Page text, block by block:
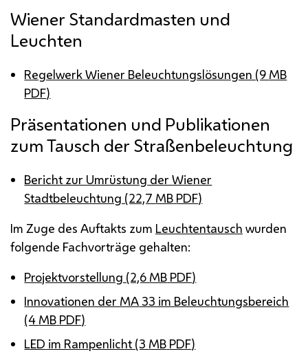
Wiener Standardmasten und
Leuchten
Regelwerk Wiener Beleuchtungslösungen (9 MB
PDF)
Präsentationen und Publikationen
zum Tausch der Straßenbeleuchtung
Bericht zur Umrüstung der Wiener
Stadtbeleuchtung (22,7 MB PDF)
Im Zuge des Auftakts zum Leuchtentausch wurden
folgende Fachvorträge gehalten:
Projektvorstellung (2,6 MB PDF)
Innovationen der MA33 im Beleuchtungsbereich
(4 MB PDF)
LED im Rampenlicht (3 MB PDF)